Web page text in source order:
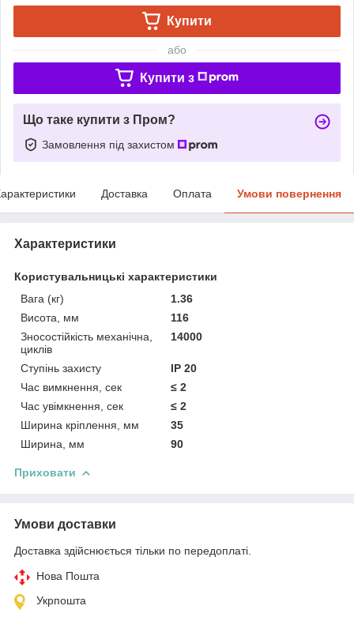
Купити
або
Купити з
Що таке купити з Пром?
Замовлення під захистом
Доставка Оплата Умови повернення
Характеристики
Користувальницькі характеристики
Вага (кг)
1.36
Висота, мм
116
Зносостійкість механічна,
циклів
14000
Ступінь захисту
IP 20
Час вимкнення, сек
≤ 2
Час увімкнення, сек
≤ 2
Ширина кріплення, мм
35
Ширина, мм
90
Приховати
Умови доставки
Доставка здійснюється тільки по передоплаті.
Нова Пошта
Укрпошта